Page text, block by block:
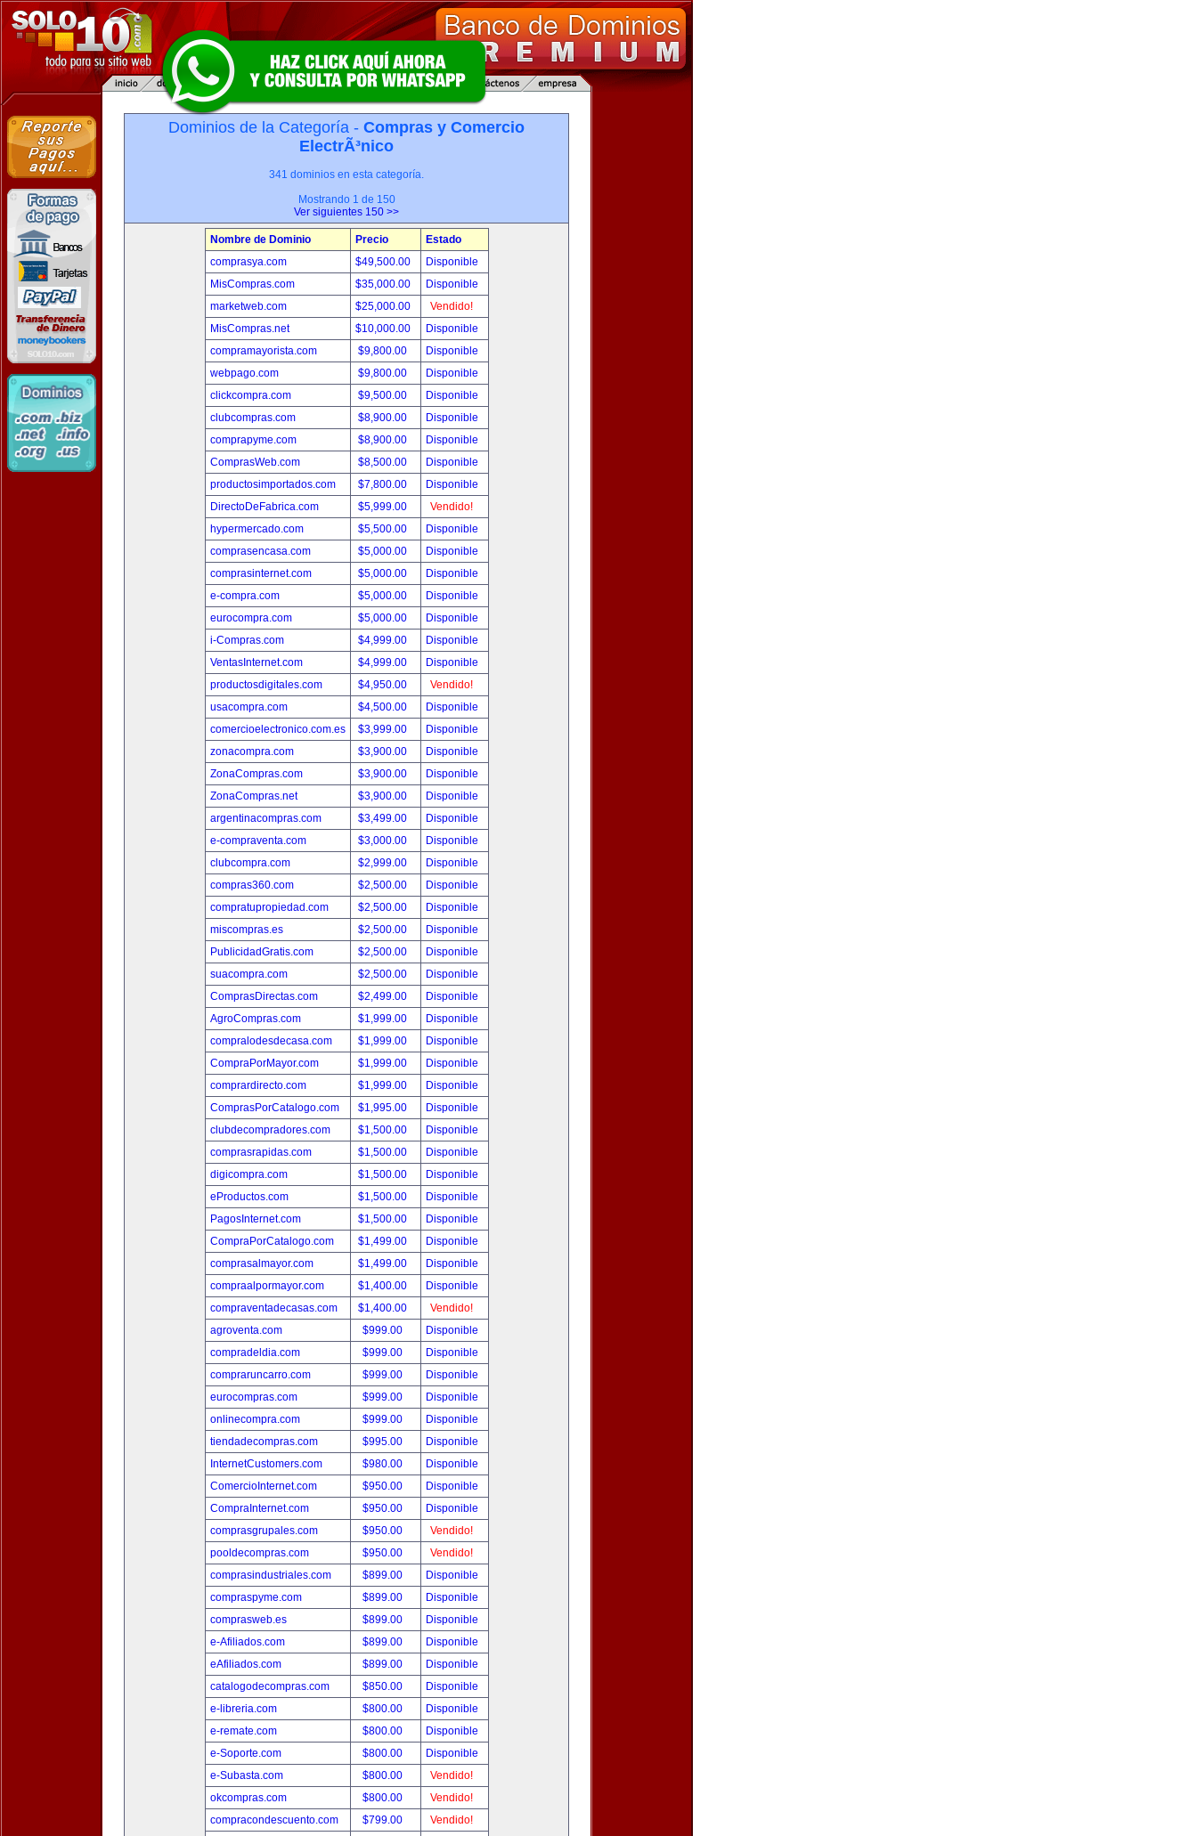
Dominios de la Categoría - Compras y Comercio
ElectrÃ³nico
341 dominios en esta categoría.
Mostrando 1 de 150
Ver siguientes 150 >>
Nombre de Dominio Precio
Estado
comprasya.com
$49,500.00
Disponible
MisCompras.com
$35,000.00
Disponible
marketweb.com
$25,000.00
Vendido!
MisCompras.net
$10,000.00
Disponible
compramayorista.com
$9,800.00
Disponible
webpago.com
$9,800.00
Disponible
clickcompra.com
$9,500.00
Disponible
clubcompras.com
$8,900.00
Disponible
comprapyme.com
$8,900.00
Disponible
ComprasWeb.com
$8,500.00
Disponible
productosimportados.com
$7,800.00
Disponible
DirectoDeFabrica.com
$5,999.00
Vendido!
hypermercado.com
$5,500.00
Disponible
comprasencasa.com
$5,000.00
Disponible
comprasinternet.com
$5,000.00
Disponible
e-compra.com
$5,000.00
Disponible
eurocompra.com
$5,000.00
Disponible
i-Compras.com
$4,999.00
Disponible
VentasInternet.com
$4,999.00
Disponible
productosdigitales.com
$4,950.00
Vendido!
usacompra.com
$4,500.00
Disponible
comercioelectronico.com.es
$3,999.00
Disponible
zonacompra.com
$3,900.00
Disponible
ZonaCompras.com
$3,900.00
Disponible
ZonaCompras.net
$3,900.00
Disponible
argentinacompras.com
$3,499.00
Disponible
e-compraventa.com
$3,000.00
Disponible
clubcompra.com
$2,999.00
Disponible
compras360.com
$2,500.00
Disponible
compratupropiedad.com
$2,500.00
Disponible
miscompras.es
$2,500.00
Disponible
PublicidadGratis.com
$2,500.00
Disponible
suacompra.com
$2,500.00
Disponible
ComprasDirectas.com
$2,499.00
Disponible
AgroCompras.com
$1,999.00
Disponible
compralodesdecasa.com
$1,999.00
Disponible
CompraPorMayor.com
$1,999.00
Disponible
comprardirecto.com
$1,999.00
Disponible
ComprasPorCatalogo.com
$1,995.00
Disponible
clubdecompradores.com
$1,500.00
Disponible
comprasrapidas.com
$1,500.00
Disponible
digicompra.com
$1,500.00
Disponible
eProductos.com
$1,500.00
Disponible
PagosInternet.com
$1,500.00
Disponible
CompraPorCatalogo.com
$1,499.00
Disponible
comprasalmayor.com
$1,499.00
Disponible
compraalpormayor.com
$1,400.00
Disponible
compraventadecasas.com
$1,400.00
Vendido!
agroventa.com
$999.00
Disponible
compradeldia.com
$999.00
Disponible
compraruncarro.com
$999.00
Disponible
eurocompras.com
$999.00
Disponible
onlinecompra.com
$999.00
Disponible
tiendadecompras.com
$995.00
Disponible
InternetCustomers.com
$980.00
Disponible
ComercioInternet.com
$950.00
Disponible
CompraInternet.com
$950.00
Disponible
comprasgrupales.com
$950.00
Vendido!
pooldecompras.com
$950.00
Vendido!
comprasindustriales.com
$899.00
Disponible
compraspyme.com
$899.00
Disponible
comprasweb.es
$899.00
Disponible
e-Afiliados.com
$899.00
Disponible
eAfiliados.com
$899.00
Disponible
catalogodecompras.com
$850.00
Disponible
e-libreria.com
$800.00
Disponible
e-remate.com
$800.00
Disponible
e-Soporte.com
$800.00
Disponible
e-Subasta.com
$800.00
Vendido!
okcompras.com
$800.00
Vendido!
compracondescuento.com
$799.00
Vendido!